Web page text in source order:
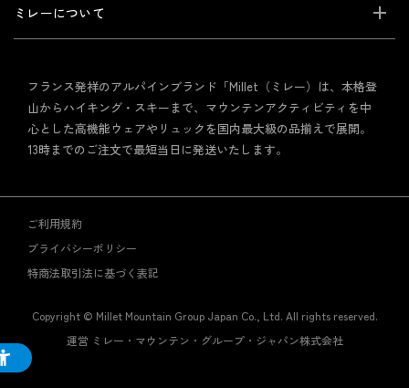
ミレーについて
フランス発祥のアルパインブランド「Millet（ミレー）は、本格登
山からハイキング・スキーまで、マウンテンアクティビティを中
心とした高機能ウェアやリュックを国内最大級の品揃えで展開。
13時までのご注文で最短当日に発送いたします。
ご利用規約
プライバシーポリシー
特商法取引法に基づく表記
Copyright © Millet Mountain Group Japan Co., Ltd. All rights reserved.
運営 ミレー・マウンテン・グループ・ジャパン株式会社